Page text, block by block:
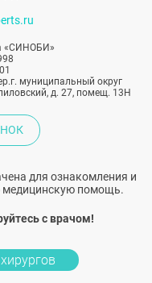
«СИНОБИ»
муниципальный округ
д. 27, помещ. 13Н
для ознакомления и
медицинскую помощь.
с врачом!